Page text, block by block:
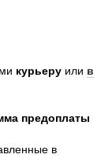
курьеру или в
предоплаты
в